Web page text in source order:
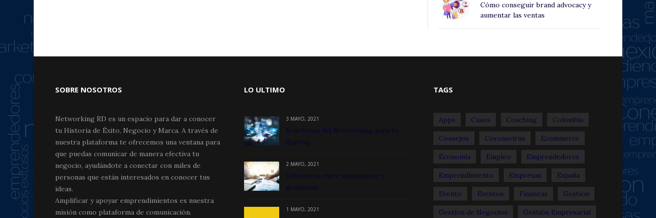
Cómo conseguir brand advocacy y
aumentar las ventas
SOBRE NOSOTROS
Networking RD es un espacio para dar a conocer
tu Historia de Éxito, Negocio y Marca. A través de
nuestra plataforma te ofrecemos una ventana para
que puedas comunicar de manera efectiva tu
negocio, ayudándote a conectar con miles de
personas que están interesados en conocer tus
ideas.
Amplificar y apoyar emprendimientos es nuestra
misión como plataforma de comunicación.
LO ULTIMO
3 MAYO, 2021
Beneficios del Networking para tu
Startup
2 MAYO, 2021
Diferencia entre administrar y
gestionar
1 MAYO, 2021
TAGS
Apps Casos Coaching Colombia
Consejos Coronavirus Ecommerce
Economía Empleo Emprendedores
Emprendimiento Empresas España
Evento Eventos Finanzas Gestión
Gestión de Negocios Gestión Empresarial